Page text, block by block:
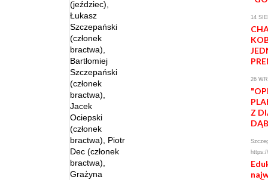
(jeździec),
Łukasz
Szczepański
(członek
bractwa),
Bartłomiej
Szczepański
(członek
bractwa),
Jacek
Ociepski
(członek
bractwa), Piotr
Dec (członek
bractwa),
Grażyna
14
26
Z